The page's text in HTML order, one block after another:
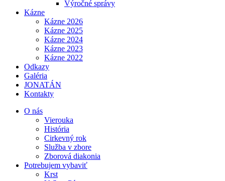
Výročné správy
Kázne
Kázne 2026
Kázne 2025
Kázne 2024
Kázne 2023
Kázne 2022
Odkazy
Galéria
JONATÁN
Kontakty
O nás
Vierouka
História
Cirkevný rok
Služba v zbore
Zborová diakonia
Potrebujem vybaviť
Krst